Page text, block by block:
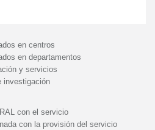
en centros
en departamentos
y servicios
investigación
con el servicio
con la provisión del servicio